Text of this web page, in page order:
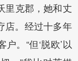
里克郡，她和丈
店。经过十多年
。“但‘脱欧’以